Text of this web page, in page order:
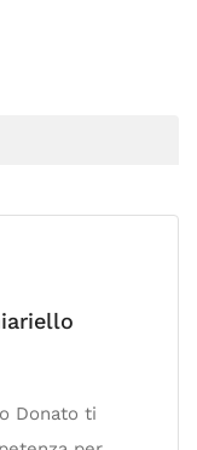
Donato ti